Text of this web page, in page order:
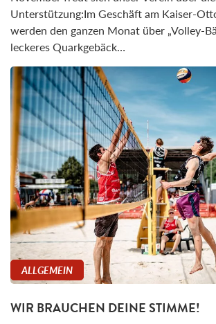
Unterstützung:Im Geschäft am Kaiser-
werden den ganzen Monat über „Volley-
leckeres Quarkgebäck…
ALLGEMEIN
WIR BRAUCHEN DEINE STIMME!